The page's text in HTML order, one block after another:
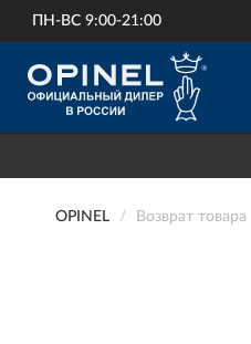
ПН-ВС 9:00-21:00
OPINEL Возврат товара